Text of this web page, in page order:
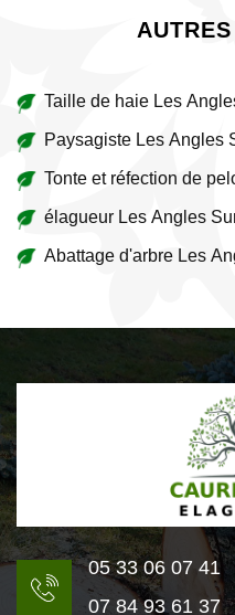
Taille de haie Les
Paysagiste Les Angles
Tonte et réfection de
élagueur Les Angles
Abattage d'arbre Les
05 33 06 07 41
07 84 93 61 37